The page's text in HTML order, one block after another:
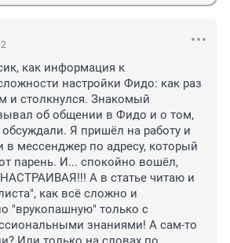
как информация к
настройки Фидо: как раз
и столкнулся. Знакомый
об общении в Фидо и о том,
Я пришёл на работу и
в мессенджер по адресу, который
парень. И... спокойно вошёл,
А в статье читаю и
как всё сложно и
"врукопашную" только с
знаниями! А сам-то